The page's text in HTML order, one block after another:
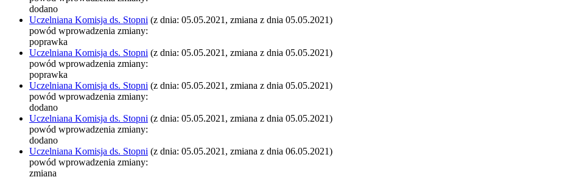
dodano
Uczelniana Komisja ds. Stopni (z dnia: 05.05.2021, zmiana z dnia 05.05.2021)
powód wprowadzenia zmiany:
poprawka
Uczelniana Komisja ds. Stopni (z dnia: 05.05.2021, zmiana z dnia 05.05.2021)
powód wprowadzenia zmiany:
poprawka
Uczelniana Komisja ds. Stopni (z dnia: 05.05.2021, zmiana z dnia 05.05.2021)
powód wprowadzenia zmiany:
dodano
Uczelniana Komisja ds. Stopni (z dnia: 05.05.2021, zmiana z dnia 05.05.2021)
powód wprowadzenia zmiany:
dodano
Uczelniana Komisja ds. Stopni (z dnia: 05.05.2021, zmiana z dnia 06.05.2021)
powód wprowadzenia zmiany:
zmiana